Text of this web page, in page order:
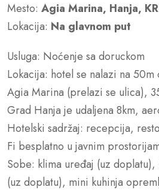
Mesto: Agia Marina, Hanja,
Lokacija: Na glavnom put
Usluga: Noćenje sa doruckom
Lokacija: hotel se nalazi na
Agia Marina (prelazi se ulica),
Grad Hanja je udaljena 8km,
Hotelski sadržaj: recepcija,
Fi besplatno u javnim
Sobe: klima uređaj (uz
(uz doplatu), mini kuhinja